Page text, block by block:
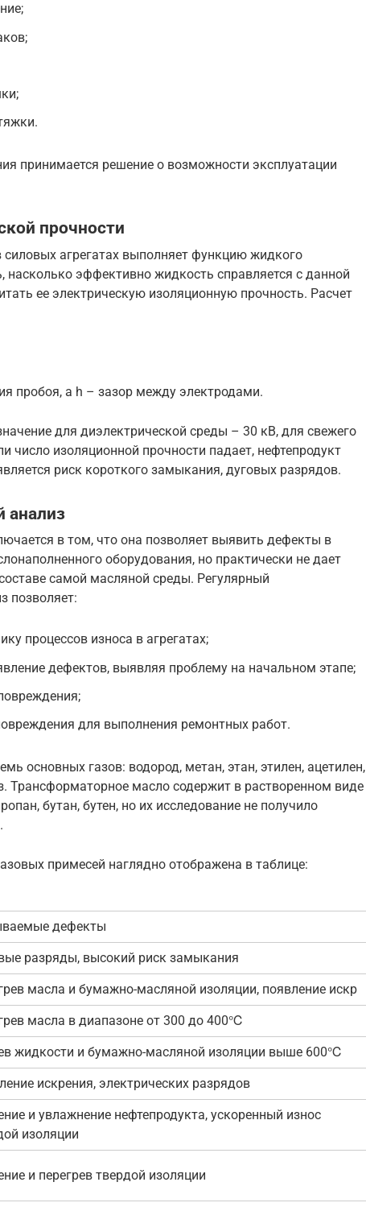
принимается решение о возможности эксплуатации
прочности
агрегатах выполняет функцию жидкого
насколько эффективно жидкость справляется с данной
ее электрическую изоляционную прочность. Расчет
пробоя, а h – зазор между электродами.
для диэлектрической среды – 30 кВ, для свежего
число изоляционной прочности падает, нефтепродукт
риск короткого замыкания, дуговых разрядов.
анализ
в том, что она позволяет выявить дефекты в
оборудования, но практически не дает
самой масляной среды. Регулярный
позволяет:
процессов износа в агрегатах;
дефектов, выявляя проблему на начальном этапе;
для выполнения ремонтных работ.
основных газов: водород, метан, этан, этилен, ацетилен,
Трансформаторное масло содержит в растворенном виде
бутан, бутен, но их исследование не получило
примесей наглядно отображена в таблице:
дефекты
разряды, высокий риск замыкания
масла и бумажно-масляной изоляции, появление искр
масла в диапазоне от 300 до 400℃
жидкости и бумажно-масляной изоляции выше 600℃
искрения, электрических разрядов
и увлажнение нефтепродукта, ускоренный износ
изоляции
и перегрев твердой изоляции